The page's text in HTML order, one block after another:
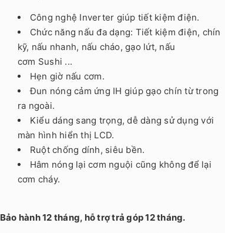
Công nghệ Inverter giúp tiết kiệm điện.
Chức năng nấu đa dạng: Tiết kiệm điện, chín
kỹ, nấu nhanh, nấu cháo, gạo lứt, nấu
cơm Sushi ...
Hẹn giờ nấu cơm.
Đun nóng cảm ứng IH giúp gạo chín từ trong
ra ngoài.
Kiểu dáng sang trọng, dễ dàng sử dụng với
màn hình hiển thị LCD.
Ruột chống dính, siêu bền.
Hâm nóng lại cơm nguội cũng không để lại
cơm cháy.
Bảo hành 12 tháng, hỗ trợ trả góp 12 tháng.